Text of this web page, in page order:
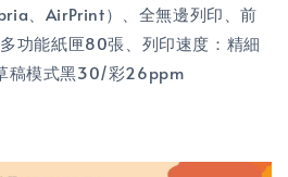
、AirPrint）、全無邊列印、前
功能紙匣80張、列印速度：精細
稿模式黑30/彩26ppm